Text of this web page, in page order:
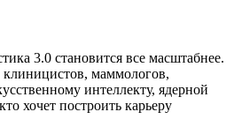
3.0 становится все масштабнее.
клиницистов, маммологов,
интеллекту, ядерной
хочет построить карьеру